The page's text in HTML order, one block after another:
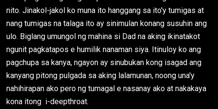
nito. Jinakol-jakol ko muna ito hanggang sa ito'y tumigas at
nang tumigas na talaga ito ay sinimulan konang susuhin ang
ulo. Biglang umungol ng mahina si Dad na aking ikinatakot
ngunit pagkatapos e humilik nanaman siya. Itinuloy ko ang
pagchupa sa kanya, ngayon ay sinubukan kong isagad ang
kanyang pitong pulgada sa aking lalamunan, noong una'y
nahihirapan ako pero ng tumagal e nasanay ako at nakakaya
kona itong i-deepthroat.